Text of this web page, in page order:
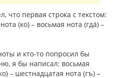
что первая строка с текстом:
(ко) – восьмая нота (гда́) –
и кто-то попросил бы
я бы написал: восьмая
– шестнадцатая нота (гъ) –